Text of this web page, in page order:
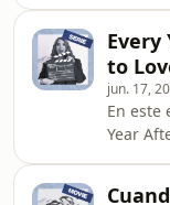
mom,
the
qué la
logró
y fuera
Every
to
jun. 17,
En este
Year